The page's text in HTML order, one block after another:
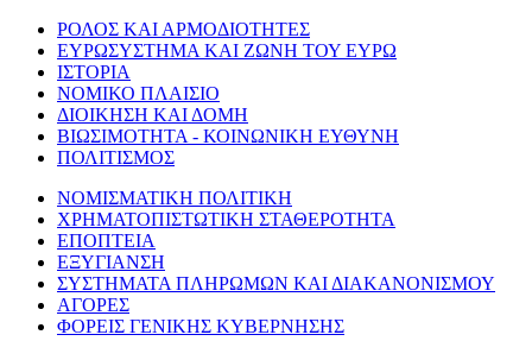
ΡΟΛΟΣ ΚΑΙ ΑΡΜΟΔΙΟΤΗΤΕΣ
ΕΥΡΩΣΥΣΤΗΜΑ ΚΑΙ ΖΩΝΗ ΤΟΥ ΕΥΡΩ
ΙΣΤΟΡΙΑ
ΝΟΜΙΚΟ ΠΛΑΙΣΙΟ
ΔΙΟΙΚΗΣΗ ΚΑΙ ΔΟΜΗ
ΒΙΩΣΙΜΟΤΗΤΑ - ΚΟΙΝΩΝΙΚΗ ΕΥΘΥΝΗ
ΠΟΛΙΤΙΣΜΟΣ
ΝΟΜΙΣΜΑΤΙΚΗ ΠΟΛΙΤΙΚΗ
ΧΡΗΜΑΤΟΠΙΣΤΩΤΙΚΗ ΣΤΑΘΕΡΟΤΗΤΑ
ΕΠΟΠΤΕΙΑ
ΕΞΥΓΙΑΝΣΗ
ΣΥΣΤΗΜΑΤΑ ΠΛΗΡΩΜΩΝ ΚΑΙ ΔΙΑΚΑΝΟΝΙΣΜΟΥ
ΑΓΟΡΕΣ
ΦΟΡΕΙΣ ΓΕΝΙΚΗΣ ΚΥΒΕΡΝΗΣΗΣ